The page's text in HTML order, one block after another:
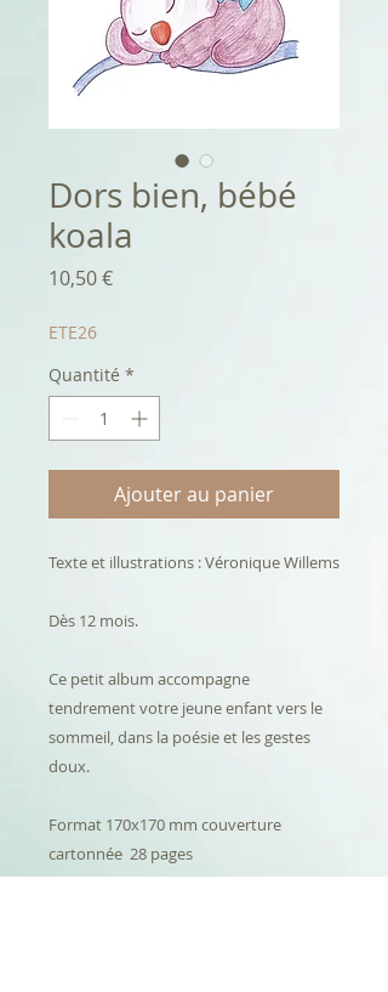
Dors bien, bébé
koala
10,50 €Prix
ETE26
Quantité *
Ajouter au panier
Texte et illustrations : Véronique Willems
Dès 12 mois.
Ce petit album accompagne
tendrement votre jeune enfant vers le
sommeil, dans la poésie et les gestes
doux.
Format 170x170 mm couverture
cartonnée 28 pages
ISBN : 978-2-492413-00-1